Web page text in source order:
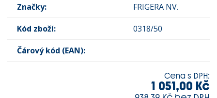
Značky: FRIGERA NV.
Kód zboží: 0318/50
Čárový kód (EAN):
Cena s DPH:
1 051,00 Kč